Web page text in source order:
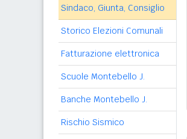
Sindaco, Giunta, Consiglio
Storico Elezioni Comunali
Fatturazione elettronica
Scuole Montebello J.
Banche Montebello J.
Rischio Sismico